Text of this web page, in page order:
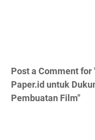
Post a Comment for
Paper.id untuk
Pembuatan Film"